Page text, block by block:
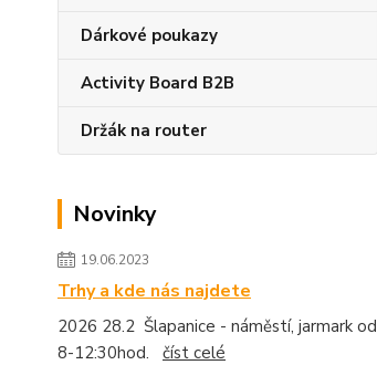
Dárkové poukazy
Activity Board B2B
Držák na router
Novinky
19.06.2023
Trhy a kde nás najdete
2026 28.2 Šlapanice - náměstí, jarmark od
8-12:30hod. číst celé